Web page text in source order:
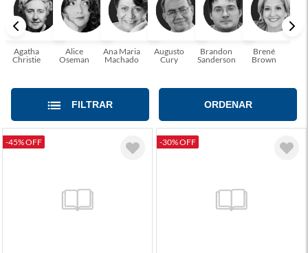
transforma vidas e estamos aqui para ajudar a transformar a
sua! Tenha certeza, temos o livro perfeito para você!
Agatha
Christie
Alice
Oseman
Ana Maria
Machado
Augusto
Cury
Brandon
Sanderson
Brené
Brown
FILTRAR ORDENAR
-45% OFF -30% OFF